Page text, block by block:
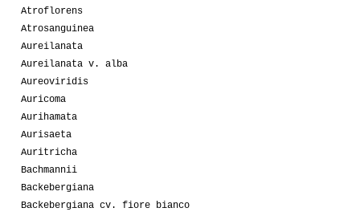
Atroflorens
Atrosanguinea
Aureilanata
Aureilanata v. alba
Aureoviridis
Auricoma
Aurihamata
Aurisaeta
Auritricha
Bachmannii
Backebergiana
Backebergiana cv. fiore bianco